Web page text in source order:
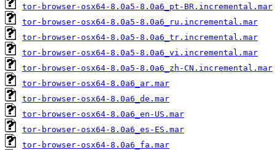
tor-browser-osx64-8.0a5-8.0a6_pt-BR.incremental.mar
tor-browser-osx64-8.0a5-8.0a6_ru.incremental.mar
tor-browser-osx64-8.0a5-8.0a6_tr.incremental.mar
tor-browser-osx64-8.0a5-8.0a6_vi.incremental.mar
tor-browser-osx64-8.0a5-8.0a6_zh-CN.incremental.mar
tor-browser-osx64-8.0a6_ar.mar
tor-browser-osx64-8.0a6_de.mar
tor-browser-osx64-8.0a6_en-US.mar
tor-browser-osx64-8.0a6_es-ES.mar
tor-browser-osx64-8.0a6_fa.mar